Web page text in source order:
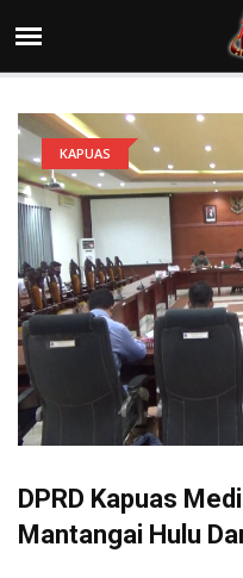
KAPUAS
DPRD Kapuas
Mantangai Hulu